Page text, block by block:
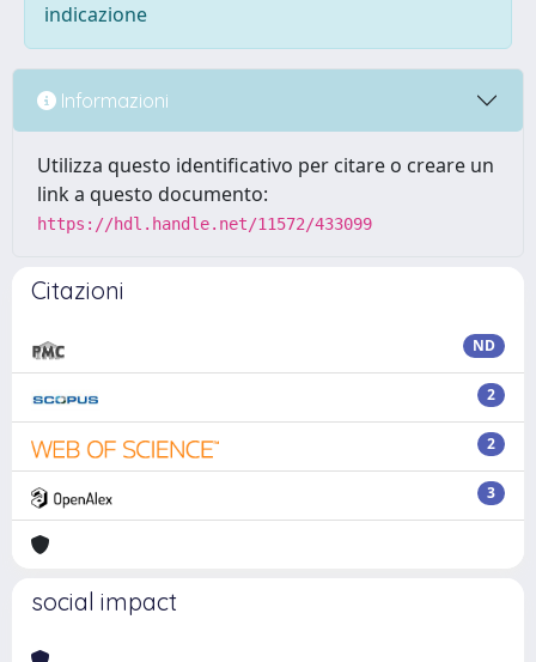
indicazione
Informazioni
Utilizza questo identificativo per citare o creare un
link a questo documento:
https://hdl.handle.net/11572/433099
Citazioni
ND
2
2
3
social impact